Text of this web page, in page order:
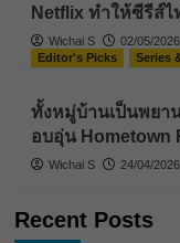
Netflix ทำให้ซีรีส์
Wichai S
02/05/2026
Editor's Picks
Series
ทั้งหมู่บ้านเป็นพยาน
อบอุ่น Hometown
Wichai S 24/04/2026
Recent Posts